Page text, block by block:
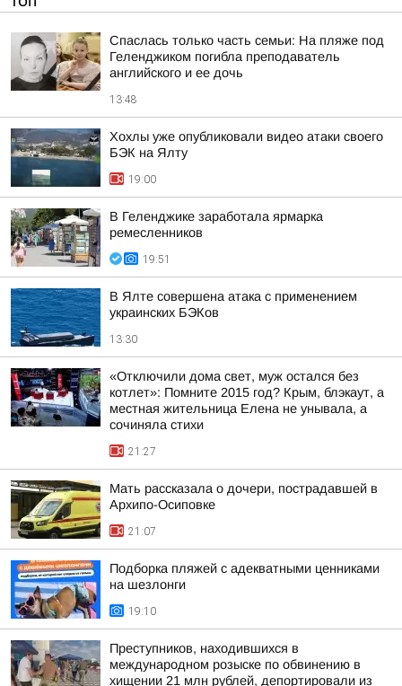
Спаслась только часть семьи: На пляже под
Геленджиком погибла преподаватель
английского и ее дочь
13:48
Хохлы уже опубликовали видео атаки своего
БЭК на Ялту
19:00
В Геленджике заработала ярмарка
ремесленников
19:51
В Ялте совершена атака с применением
украинских БЭКов
13:30
«Отключили дома свет, муж остался без
котлет»: Помните 2015 год? Крым, блэкаут, а
местная жительница Елена не унывала, а
сочиняла стихи
21:27
Мать рассказала о дочери, пострадавшей в
Архипо-Осиповке
21:07
Подборка пляжей с адекватными ценниками
на шезлонги
19:10
Преступников, находившихся в
международном розыске по обвинению в
хищении 21 млн рублей, депортировали из